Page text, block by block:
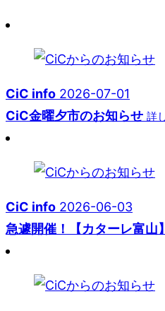
CiC info 2026-07-01
CiC金曜夕市のお知らせ 詳
CiC info 2026-06-03
急遽開催！【カターレ富